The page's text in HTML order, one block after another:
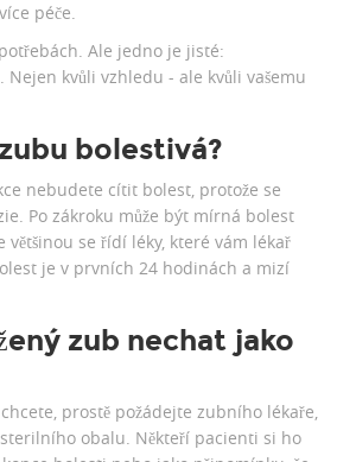
péče.
Ale jedno je jisté:
Nejen kvůli vzhledu - ale kvůli vašemu
bolestivá?
nebudete cítit bolest, protože se
Po zákroku může být mírná bolest
se řídí léky, které vám lékař
je v prvních 24 hodinách a mizí
zub nechat jako
prostě požádejte zubního lékaře,
obalu. Někteří pacienti si ho